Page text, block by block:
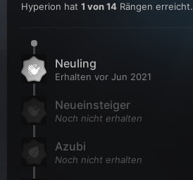
Hyperion hat 1 von 14 Rängen erreicht.
Neuling
Erhalten vor Jun 2021
Neueinsteiger
Noch nicht erhalten
Azubi
Noch nicht erhalten